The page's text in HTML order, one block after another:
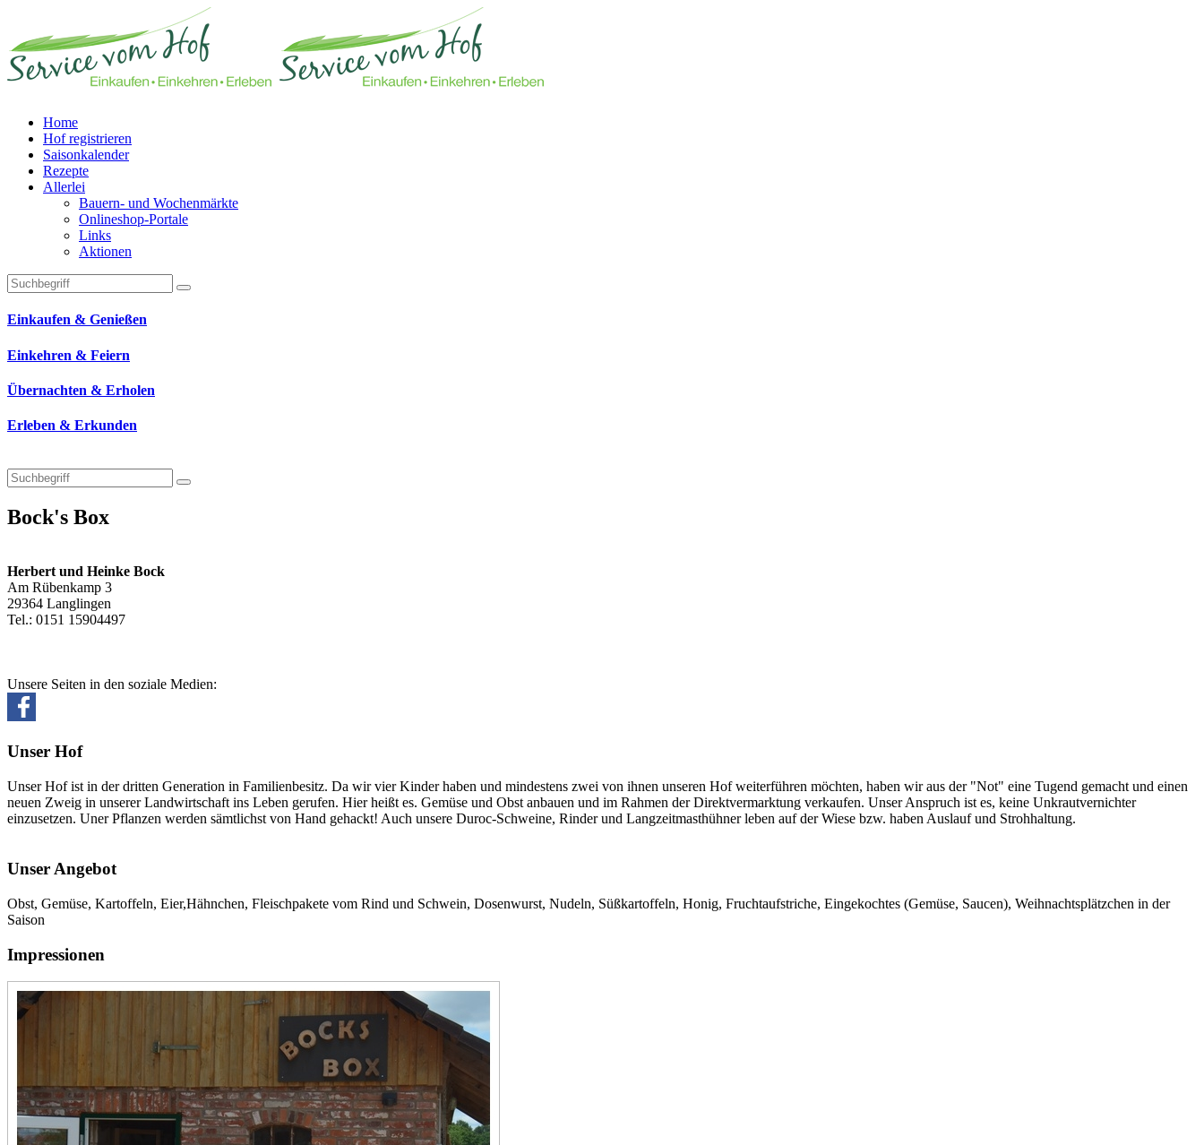
Home
Hof registrieren
Saisonkalender
Rezepte
Allerlei
Bauern- und Wochenmärkte
Onlineshop-Portale
Links
Aktionen
Technisches Feld: Suchfeld
Technisches Feld: Suchbutton
Suche absenden
Einkaufen & Genießen
Einkehren & Feiern
Übernachten & Erholen
Erleben & Erkunden
Bock's Box
Herbert und Heinke Bock
Am Rübenkamp 3
29364 Langlingen
Tel.: 0151 15904497
Unsere Seiten in den soziale Medien:
Unser Hof
Unser Hof ist in der dritten Generation in Familienbesitz. Da wir vier Kinder haben und mindestens zwei von ihnen unseren Hof weiterführen möchten, haben wir aus der "Not" eine Tugend gemacht und einen
neuen Zweig in unserer Landwirtschaft ins Leben gerufen. Hier heißt es. Gemüse und Obst anbauen und im Rahmen der Direktvermarktung verkaufen. Unser Anspruch ist es, keine Unkrautvernichter
einzusetzen. Uner Pflanzen werden sämtlichst von Hand gehackt! Auch unsere Duroc-Schweine, Rinder und Langzeitmasthühner leben auf der Wiese bzw. haben Auslauf und Strohhaltung.
Unser Angebot
Obst, Gemüse, Kartoffeln, Eier,Hähnchen, Fleischpakete vom Rind und Schwein, Dosenwurst, Nudeln, Süßkartoffeln, Honig, Fruchtaufstriche, Eingekochtes (Gemüse, Saucen), Weihnachtsplätzchen in der
Saison
Impressionen